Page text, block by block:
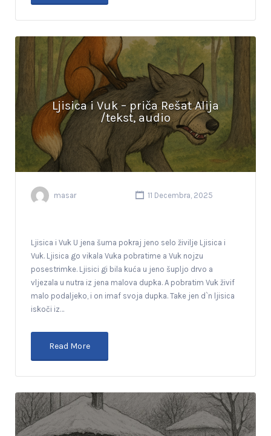
Ljisica i Vuk – priča Rešat Alija
/tekst, audio
masar 11 Decembra, 2025
Ljisica i Vuk U jena šuma pokraj jeno selo živilje Ljisica i
Vuk. Ljisica go vikala Vuka pobratime a Vuk nojzu
posestrimke. Ljisici gi bila kuća u jeno šupljo drvo a
vljezala u nutra iz jena malova dupka. A pobratim Vuk živif
malo podaljeko, i on imaf svoja dupka. Take jen d`n ljisica
iskoči iz…
Read More